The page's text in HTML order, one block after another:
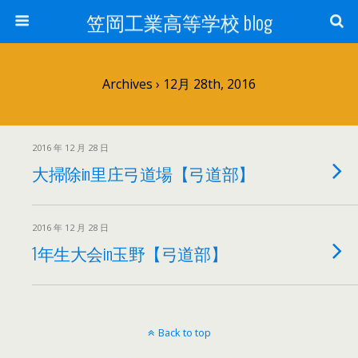
笠岡工業高等学校 blog
Archives › 12月 28th, 2016
2016 年 12 月 28 日
大掃除in里庄弓道場【弓道部】
2016 年 12 月 28 日
1年生大会in玉野【弓道部】
Back to top